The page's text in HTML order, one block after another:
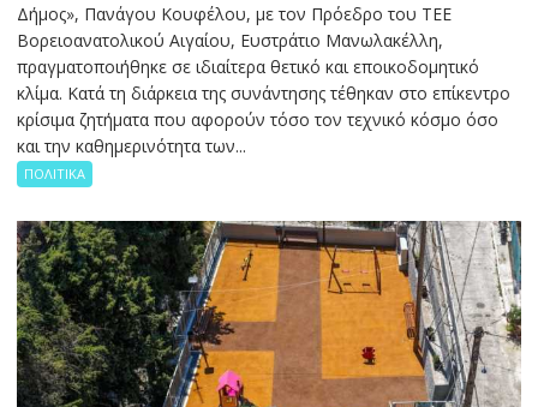
Δήμος», Πανάγου Κουφέλου, με τον Πρόεδρο του ΤΕΕ
Βορειοανατολικού Αιγαίου, Ευστράτιο Μανωλακέλλη,
πραγματοποιήθηκε σε ιδιαίτερα θετικό και εποικοδομητικό
κλίμα. Κατά τη διάρκεια της συνάντησης τέθηκαν στο επίκεντρο
κρίσιμα ζητήματα που αφορούν τόσο τον τεχνικό κόσμο όσο
και την καθημερινότητα των...
ΠΟΛΙΤΙΚΑ